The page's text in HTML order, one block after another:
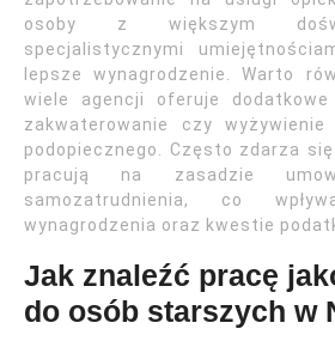
osoby z większym
specjalistycznymi
lepsze wynagrodzenie. Warto
wiele agencji oferuje
zakwaterowanie czy
podopiecznego. Często zdarza
pracują na zasadzie
samozatrudnienia, co
wynagrodzenia oraz kwestie
Jak znaleźć pracę
do osób starszych w